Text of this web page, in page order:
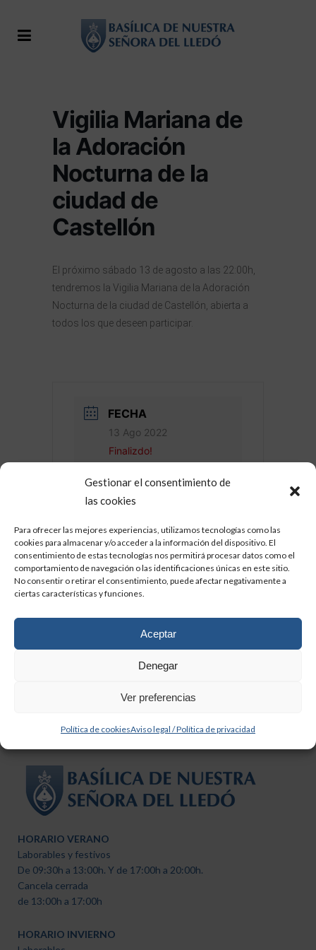
Gestionar el consentimiento de
las cookies
Para ofrecer las mejores experiencias, utilizamos tecnologías como las
cookies para almacenar y/o acceder a la información del dispositivo. El
consentimiento de estas tecnologías nos permitirá procesar datos como el
comportamiento de navegación o las identificaciones únicas en este sitio.
No consentir o retirar el consentimiento, puede afectar negativamente a
ciertas características y funciones.
Aceptar
Denegar
Ver preferencias
Política de cookiesAviso legal / Política de privacidad
Vigilia Mariana de
la Adoración
Nocturna de la
ciudad de
Castellón
El próximo sábado 13 de agosto a las 22:00h,
tendremos la Vigilia Mariana de la Adoración
Nocturna de la ciudad de Castellón, abierta a
todos los que deseen participar.
FECHA
13 Ago 2022
Finalizdo!
HORARIO VERANO
Laborables y festivos
De 09:30h a 13:00h. Y de 17:00h a 20:00h.
Cancela cerrada
de 13:00h a 17:00h
HORARIO INVIERNO